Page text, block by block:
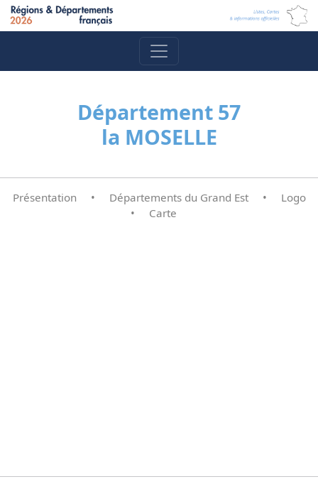
Département 57
la MOSELLE
Présentation • Départements du Grand Est •
Logo
•
Carte